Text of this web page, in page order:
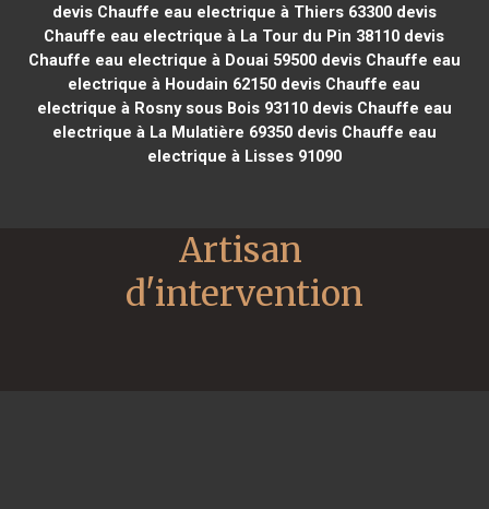
devis Chauffe eau electrique à Thiers 63300devis
Chauffe eau electrique à La Tour du Pin 38110 devis
Chauffe eau electrique à Douai 59500devis Chauffe eau
electrique à Houdain 62150 devis Chauffe eau
electrique à Rosny sous Bois 93110devis Chauffe eau
electrique à La Mulatière 69350devis Chauffe eau
electrique à Lisses 91090
Artisan
d'intervention